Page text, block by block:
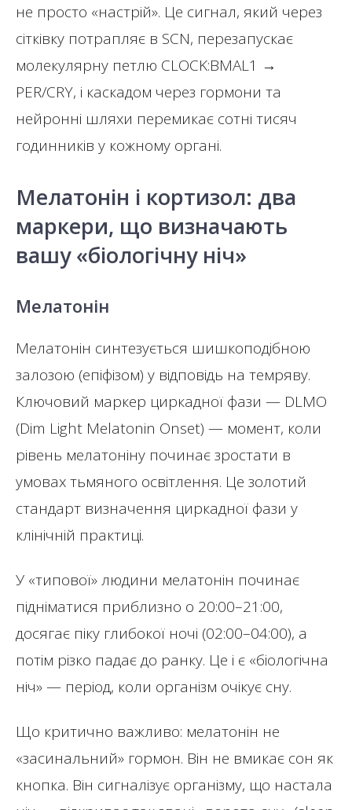
не просто «настрій». Це сигнал, який через
сітківку потрапляє в SCN, перезапускає
молекулярну петлю CLOCK:BMAL1 →
PER/CRY, і каскадом через гормони та
нейронні шляхи перемикає сотні тисяч
годинників у кожному органі.
Мелатонін і кортизол: два
маркери, що визначають
вашу «біологічну ніч»
Мелатонін
Мелатонін синтезується шишкоподібною
залозою (епіфізом) у відповідь на темряву.
Ключовий маркер циркадної фази — DLMO
(Dim Light Melatonin Onset) — момент, коли
рівень мелатоніну починає зростати в
умовах тьмяного освітлення. Це золотий
стандарт визначення циркадної фази у
клінічній практиці.
У «типової» людини мелатонін починає
підніматися приблизно о 20:00–21:00,
досягає піку глибокої ночі (02:00–04:00), а
потім різко падає до ранку. Це і є «біологічна
ніч» — період, коли організм очікує сну.
Що критично важливо: мелатонін не
«засинальний» гормон. Він не вмикає сон як
кнопка. Він сигналізує організму, що настала